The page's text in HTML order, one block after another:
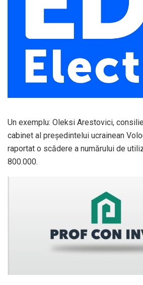
Un exemplu: Oleksi Arestovici,
cabinet al preşedintelui ucrainean
raportat o scădere a numărului de
800.000.